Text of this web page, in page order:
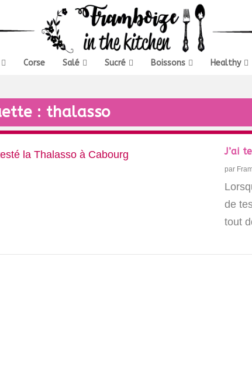
Corse Salé Sucré Boissons Healthy
: thalasso
J’ai
par
de
tout